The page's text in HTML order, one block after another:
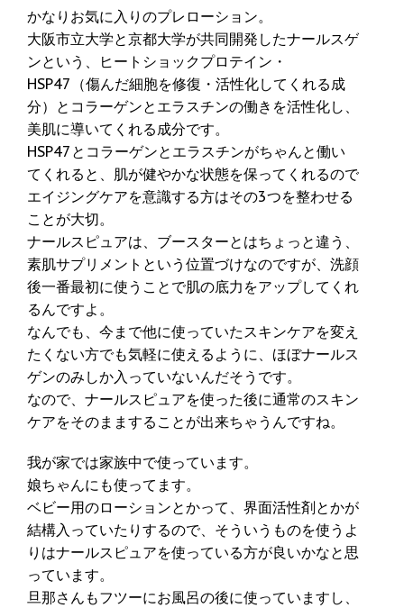
かなりお気に入りのプレローション。
大阪市立大学と京都大学が共同開発したナールスゲ
ンという、ヒートショックプロテイン・
HSP47（傷んだ細胞を修復・活性化してくれる成
分）とコラーゲンとエラスチンの働きを活性化し、
美肌に導いてくれる成分です。
HSP47とコラーゲンとエラスチンがちゃんと働い
てくれると、肌が健やかな状態を保ってくれるので
エイジングケアを意識する方はその3つを整わせる
ことが大切。
ナールスピュアは、ブースターとはちょっと違う、
素肌サプリメントという位置づけなのですが、洗顔
後一番最初に使うことで肌の底力をアップしてくれ
るんですよ。
なんでも、今まで他に使っていたスキンケアを変え
たくない方でも気軽に使えるように、ほぼナールス
ゲンのみしか入っていないんだそうです。
なので、ナールスピュアを使った後に通常のスキン
ケアをそのまますることが出来ちゃうんですね。
我が家では家族中で使っています。
娘ちゃんにも使ってます。
ベビー用のローションとかって、界面活性剤とかが
結構入っていたりするので、そういうものを使うよ
りはナールスピュアを使っている方が良いかなと思
っています。
旦那さんもフツーにお風呂の後に使っていますし、